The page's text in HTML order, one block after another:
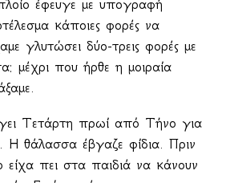
έφευγε με υπογραφή
κάποιες φορές να
γλυτώσει δύο-τρεις φορές με
μέχρι που ήρθε η μοιραία
Τετάρτη πρωί από Τήνο για
θάλασσα έβγαζε φίδια. Πριν
πει στα παιδιά να κάνουν